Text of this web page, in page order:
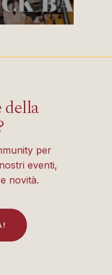
della
per
eventi,
novità.
!